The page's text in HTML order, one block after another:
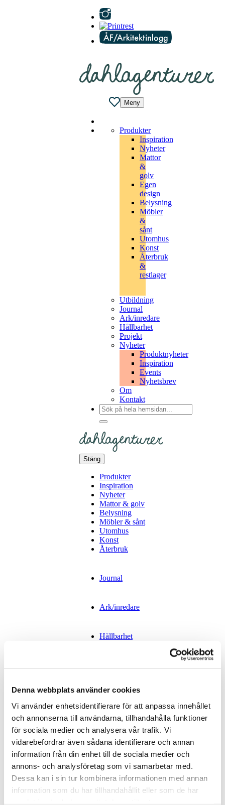
Denna webbplats använder cookies
Vi använder enhetsidentifierare för att anpassa innehållet
och annonserna till användarna, tillhandahålla funktioner
för sociala medier och analysera vår trafik. Vi
vidarebefordrar även sådana identifierare och annan
information från din enhet till de sociala medier och
annons- och analysföretag som vi samarbetar med.
Dessa kan i sin tur kombinera informationen med annan
information som du har tillhandahållit eller som de har
Meny
Produkter
Inspiration
Nyheter
Mattor
&
golv
Egen
design
Belysning
Möbler
&
sånt
Utomhus
Konst
Återbruk
&
restlager
Utbildning
Journal
Ark/inredare
Hållbarhet
Projekt
Nyheter
Produktnyheter
Inspiration
Events
Nyhetsbrev
Om
Kontakt
Sök
efter:
Stäng
Produkter
Inspiration
Nyheter
Mattor & golv
Belysning
Möbler & sånt
Utomhus
Konst
Återbruk
Journal
Ark/inredare
Hållbarhet
Nyheter
Produktnyheter
Events
Nyhetsbrev
Om
Dahl